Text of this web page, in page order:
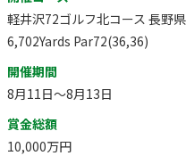
軽井沢72ゴルフ北コース 長野
6,702Yards Par72(36,36)
開催期間
8月11日～8月13日
賞金総額
10,000万円